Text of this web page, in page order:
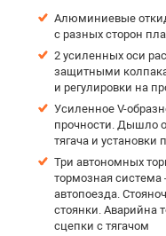
Алюминиевые
с разных сторон
2 усиленных оси
защитными
и регулировки на
Усиленное V-
прочности. Дышло
тягача и установки
Три автономных
тормозная
автопоезда.
стоянки. Аварийна
сцепки с тягачом